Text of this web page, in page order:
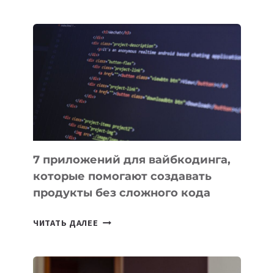
ПОЛЕЗНЫХ
ИНСТРУМЕНТОВ
ДЛЯ
РАБОТЫ
7 приложений для вайбкодинга,
которые помогают создавать
продукты без сложного кода
ЧИТАТЬ ДАЛЕЕ